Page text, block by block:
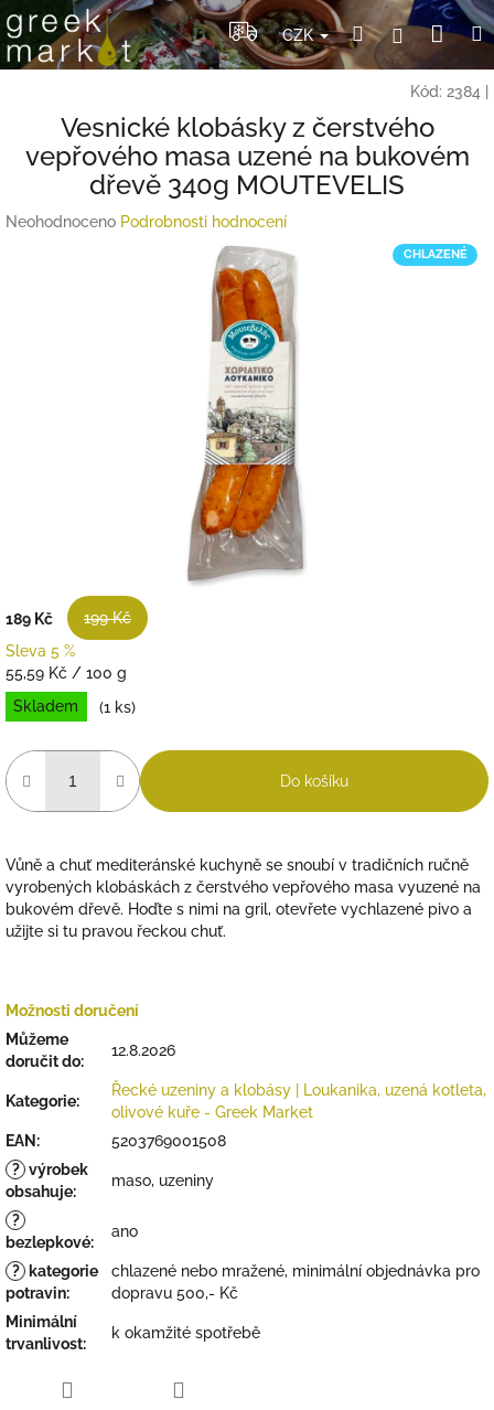
na
obsah
CZK HledatPřihlášení
Kód: 2384
Vesnické klobásky z čerstvého
vepřového masa uzené na bukovém
dřevě 340g MOUTEVELIS
Průměrné
Neohodnoceno Podrobnosti hodnocení
CHLAZENÉ
189 Kč
199 Kč
Sleva 5 %
Měrná
cena:
55,59 Kč / 100 g
Skladem
(1 ks)
Do košíku
Vůně a chuť mediteránské kuchyně se snoubí v tradičních ručně
vyrobených klobáskách z čerstvého vepřového masa vyuzené na
bukovém dřevě. Hoďte s nimi na gril, otevřete vychlazené pivo a
užijte si tu pravou řeckou chuť.
Možnosti doručení
Můžeme
doručit do:
12.8.2026
Kategorie:
Řecké uzeniny a klobásy | Loukanika, uzená kotleta,
olivové kuře - Greek Market
EAN :
5203769001508
? výrobek
obsahuje:
maso, uzeniny
?
bezlepkové:
ano
?
kategorie
potravin:
chlazené nebo mražené, minimální objednávka pro
dopravu 500,- Kč
Minimální
trvanlivost:
k okamžité spotřebě